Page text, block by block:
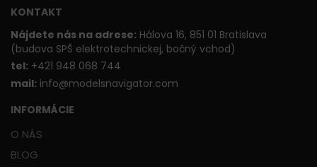
KONTAKT
Nájdete nás na adrese: Hálova 16, 851 01 Bratislava
(budova SPŠ elektrotechnickej, bočný vchod)
tel: +421 948 068 744
mail: info@modelsnavigator.com
INFORMÁCIE
O NÁS
BLOG